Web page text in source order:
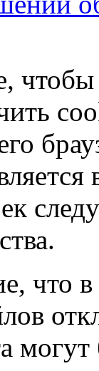
что в